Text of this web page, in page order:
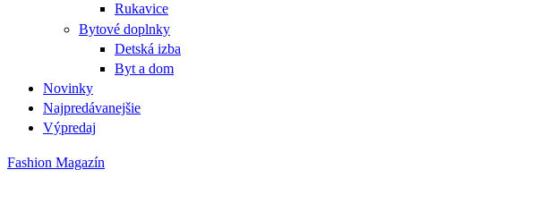
Rukavice
Bytové doplnky
Detská izba
Byt a dom
Novinky
Najpredávanejšie
Výpredaj
Fashion Magazín